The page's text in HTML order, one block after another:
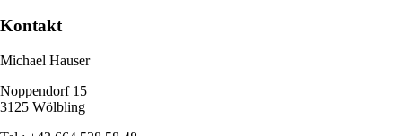
Kontakt
Michael Hauser
Noppendorf 15
3125 Wölbling